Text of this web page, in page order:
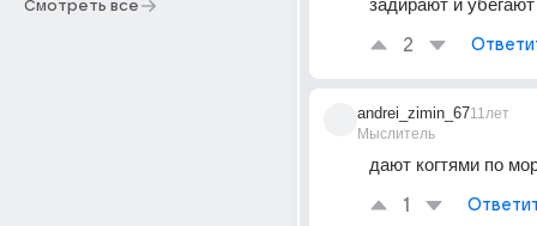
Смотреть все задирают и убегают
2
andrei_zimin_67
Мыслитель
11лет
дают когтями по
1